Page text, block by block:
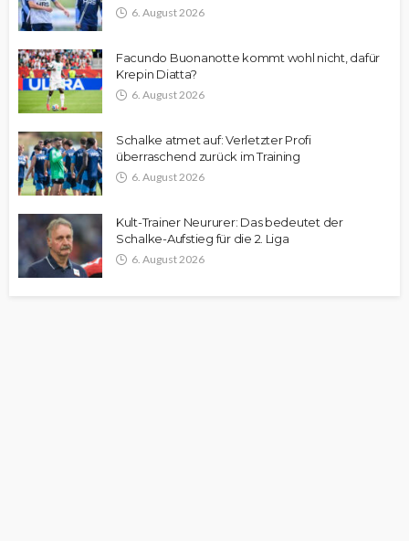
6. August 2026
Facundo Buonanotte kommt wohl nicht, dafür
Krepin Diatta?
6. August 2026
Schalke atmet auf: Verletzter Profi
überraschend zurück im Training
6. August 2026
Kult-Trainer Neururer: Das bedeutet der
Schalke-Aufstieg für die 2. Liga
6. August 2026